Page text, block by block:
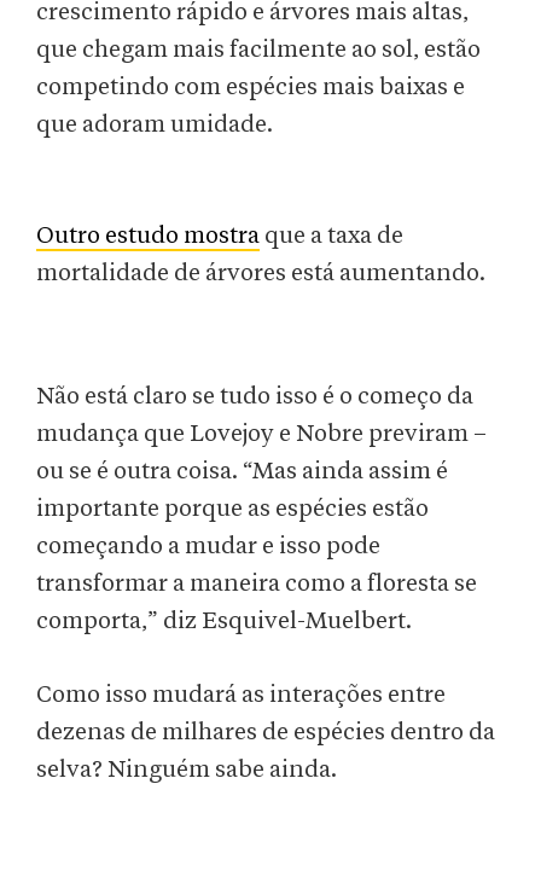
crescimento rápido e árvores mais altas,
que chegam mais facilmente ao sol, estão
competindo com espécies mais baixas e
que adoram umidade.
Outro estudo mostra que a taxa de
mortalidade de árvores está aumentando.
Não está claro se tudo isso é o começo da
mudança que Lovejoy e Nobre previram –
ou se é outra coisa. “Mas ainda assim é
importante porque as espécies estão
começando a mudar e isso pode
transformar a maneira como a floresta se
comporta,” diz Esquivel-Muelbert.
Como isso mudará as interações entre
dezenas de milhares de espécies dentro da
selva? Ninguém sabe ainda.